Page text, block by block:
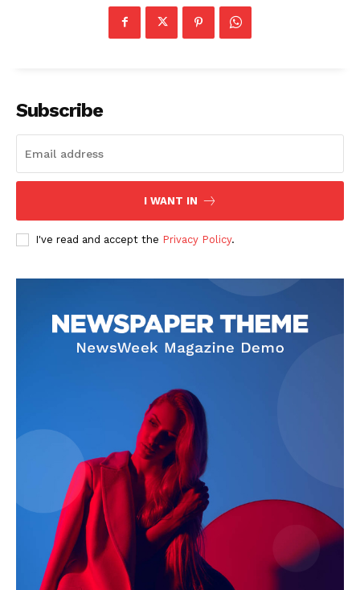
Subscribe
I WANT IN
I've read and accept the Privacy Policy.